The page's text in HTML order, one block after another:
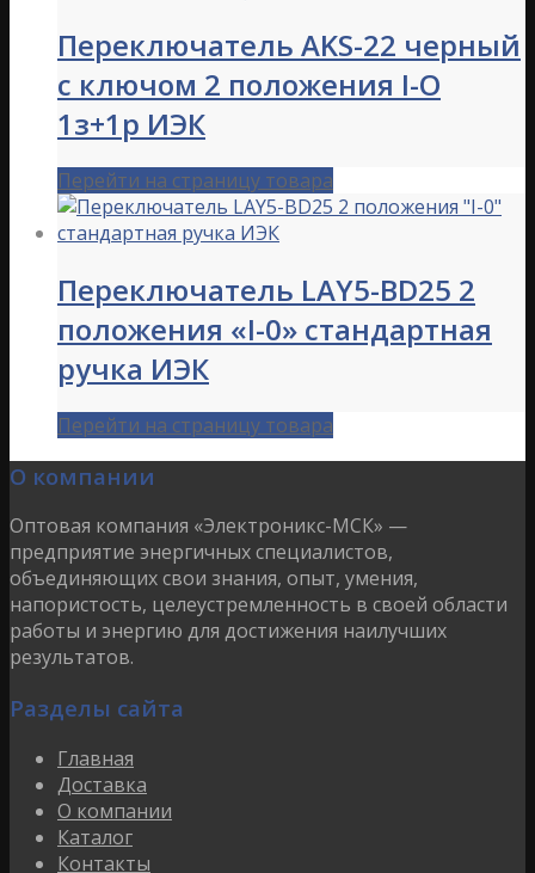
Переключатель АKS-22 черный
с ключом 2 положения I-O
1з+1р ИЭК
Перейти на страницу товара
Переключатель LAY5-BD25 2
положения «I-0» стандартная
ручка ИЭК
Перейти на страницу товара
О компании
Оптовая компания «Электроникс-МСК» —
предприятие энергичных специалистов,
объединяющих свои знания, опыт, умения,
напористость, целеустремленность в своей области
работы и энергию для достижения наилучших
результатов.
Разделы сайта
Главная
Доставка
О компании
Каталог
Контакты